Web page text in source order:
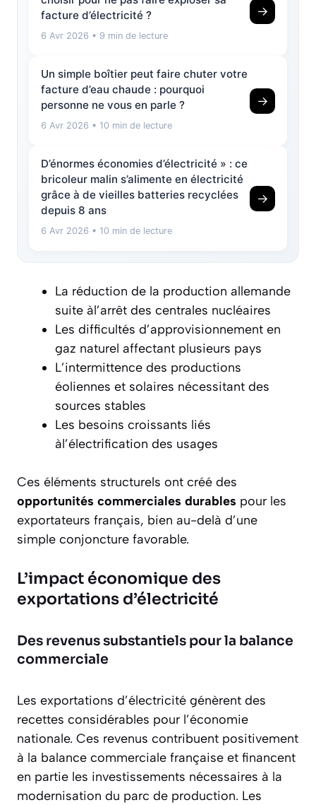
facture d’électricité ?
6 Avr 2026 • 9 min de lecture
→
Un simple boîtier peut faire chuter votre
facture d’eau chaude : pourquoi
personne ne vous en parle ?
6 Avr 2026 • 10 min de lecture
→
D’énormes économies d’électricité » : ce
bricoleur malin s’alimente en électricité
grâce à de vieilles batteries recyclées
depuis 8 ans
6 Avr 2026 • 10 min de lecture
→
La réduction de la production allemande
suite àl’arrêt des centrales nucléaires
Les difficultés d’approvisionnement en
gaz naturel affectant plusieurs pays
L’intermittence des productions
éoliennes et solaires nécessitant des
sources stables
Les besoins croissants liés
àl’électrification des usages
Ces éléments structurels ont créé des
opportunités commerciales durables pour les
exportateurs français, bien au-delà d’une
simple conjoncture favorable.
L’impact économique des
exportations d’électricité
Des revenus substantiels pour la balance
commerciale
Les exportations d’électricité génèrent des
recettes considérables pour l’économie
nationale. Ces revenus contribuent positivement
à la balance commerciale française et financent
en partie les investissements nécessaires à la
modernisation du parc de production. Les